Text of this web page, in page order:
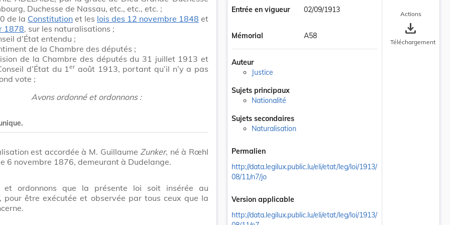
Duchesse de Nassau, etc., etc., etc. ;
de la Constitution et les lois des 12 novembre 1848 et
1878, sur les naturalisations ;
d’État entendu ;
de la Chambre des députés ;
de la Chambre des députés du 31 juillet 1913 et
d’État du 1eraoût 1913, portant qu’il n’y a pas
vote ;
Avons ordonné et ordonnons :
est accordée à M. Guillaume Zunker, né à Rœhl
6 novembre 1876, demeurant à Dudelange.
et ordonnons que la présente loi soit insérée au
, pour être exécutée et observée par tous ceux que la
Entrée en vigueur 02/09/1913
Mémorial A58
Auteur
Justice
Sujets principaux
Nationalité
Sujets secondaires
Naturalisation
Permalien
http://data.legilux.public.lu/eli/etat/leg/loi/1913/
08/11/n7/jo
Version applicable
http://data.legilux.public.lu/eli/etat/leg/loi/1913/
Actions
save_alt
Téléchargement